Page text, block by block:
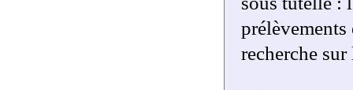
prélèvements
recherche